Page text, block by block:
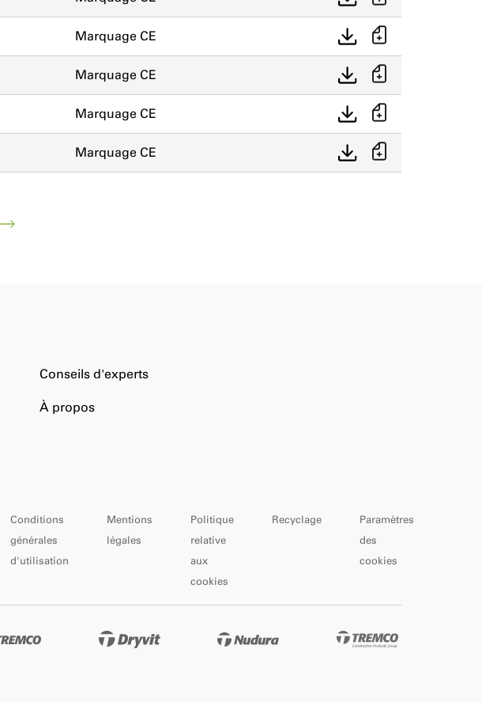
Marquage CE
Marquage CE
Marquage CE
Marquage CE
Conseils d'experts
À propos
Conditions
générales
d'utilisation
Mentions
légales
Politique
relative
aux
cookies
Recyclage
Paramètres
des
cookies